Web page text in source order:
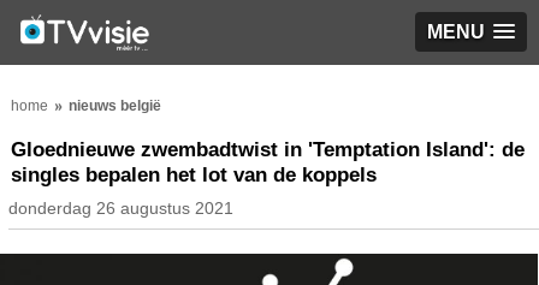
MENU
home nieuws belgië
Gloednieuwe zwembadtwist in 'Temptation Island': de
singles bepalen het lot van de koppels
donderdag 26 augustus 2021